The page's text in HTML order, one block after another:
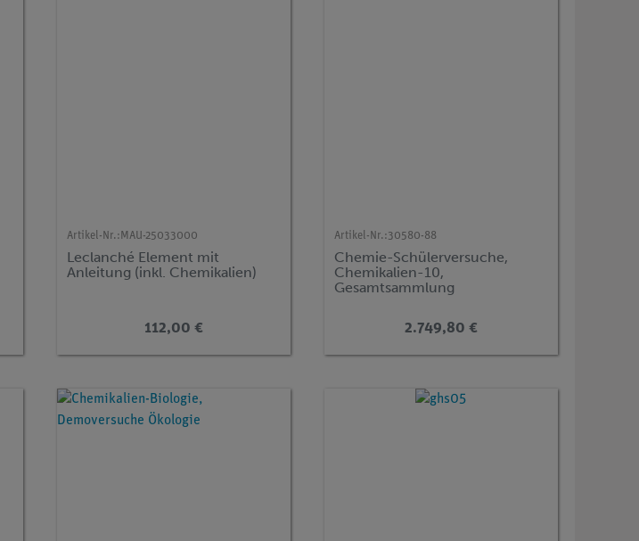
Artikel-Nr.: MAU-25033000
Leclanché Element mit
Anleitung (inkl. Chemikalien)
112,00 €
Artikel-Nr.:30580-88
Chemie-Schülerversuche,
Chemikalien-10,
Gesamtsammlung
2.749,80 €